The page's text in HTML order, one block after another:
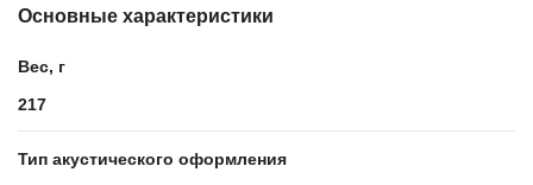
Основные характеристики
Вес, г
217
Тип акустического оформления